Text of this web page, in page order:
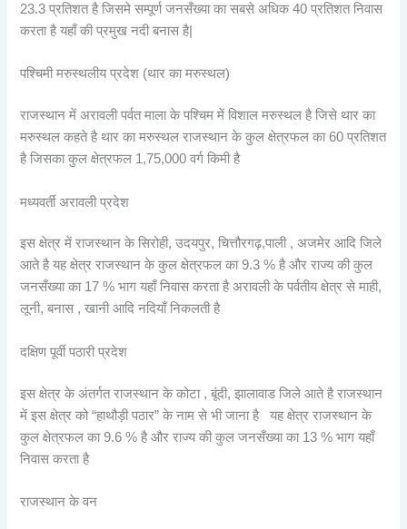
23.3 प्रतिशत है जिसमे सम्पूर्ण जनसँख्या का सबसे अधिक 40 प्रतिशत निवास
करता है यहाँ की प्रमुख नदी बनास है|
पश्चिमी मरुस्थलीय प्रदेश (थार का मरुस्थल)
राजस्थान में अरावली पर्वत माला के पश्चिम में विशाल मरुस्थल है जिसे थार का
मरुस्थल कहते है थार का मरुस्थल राजस्थान के कुल क्षेत्रफल का 60 प्रतिशत
है जिसका कुल क्षेत्रफल 1,75,000 वर्ग किमी है
मध्यवर्ती अरावली प्रदेश
इस क्षेत्र में राजस्थान के सिरोही, उदयपुर, चित्तौरगढ़,पाली , अजमेर आदि जिले
आते है यह क्षेत्र राजस्थान के कुल क्षेत्रफल का 9.3 % है और राज्य की कुल
जनसँख्या का 17 % भाग यहाँ निवास करता है अरावली के पर्वतीय क्षेत्र से माही,
लूनी, बनास , खानी आदि नदियाँ निकलती है
दक्षिण पूर्वी पठारी प्रदेश
इस क्षेत्र के अंतर्गत राजस्थान के कोटा , बूंदी, झालावाड जिले आते है राजस्थान
में इस क्षेत्र को “हाथौड़ी पठार” के नाम से भी जाना है यह क्षेत्र राजस्थान के
कुल क्षेत्रफल का 9.6 % है और राज्य की कुल जनसँख्या का 13 % भाग यहाँ
निवास करता है
राजस्थान के वन